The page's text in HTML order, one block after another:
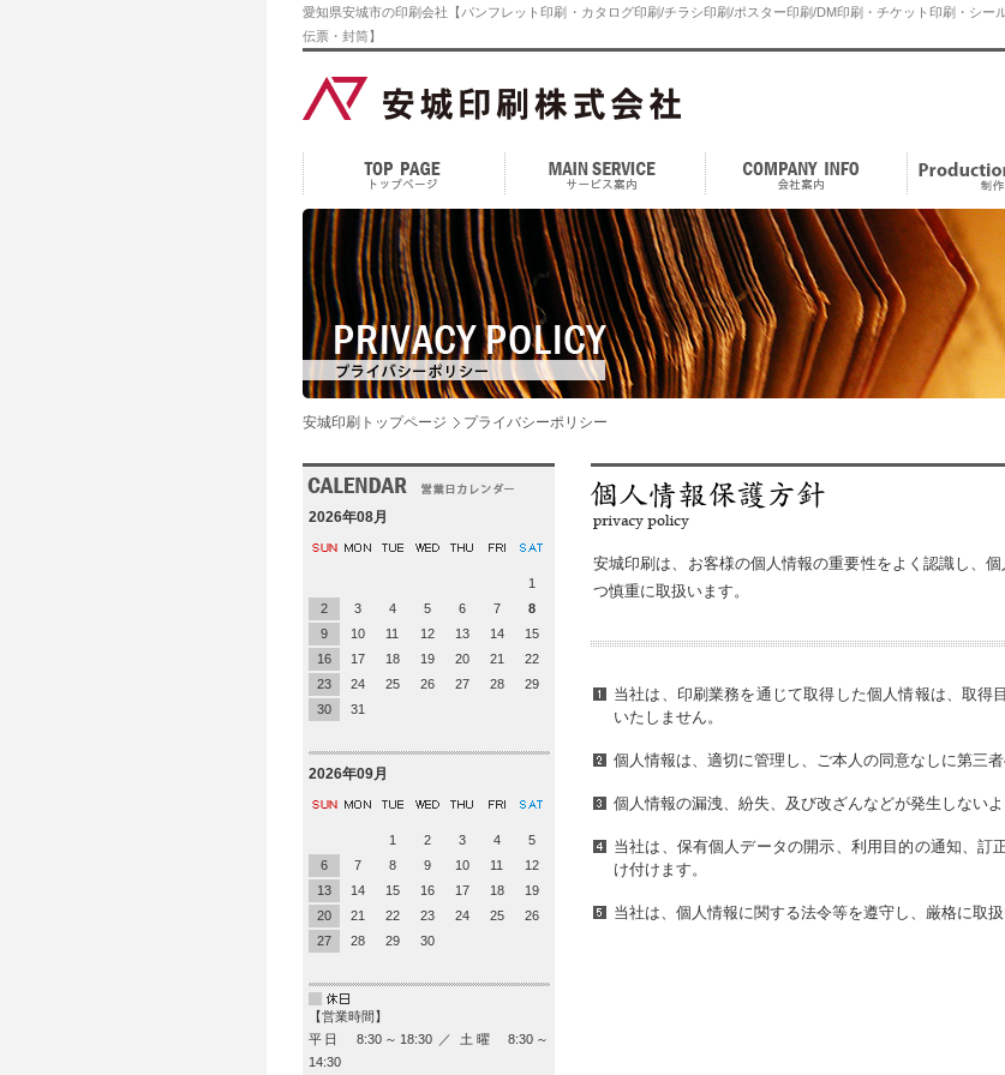
愛知県安城市の印刷会社【パンフレット印刷・カタログ印刷/チラシ印刷/ポスター印刷/DM印刷・チケット印刷・シ
伝票・封筒】
安城印刷トップページ プライバシーポリシー
安城印刷は、お客様の個人情報の重要性をよく認識し、
つ慎重に取扱います。
当社は、印刷業務を通じて取得した個人情報は、取得
いたしません。
個人情報は、適切に管理し、ご本人の同意なしに第三者
個人情報の漏洩、紛失、及び改ざんなどが発生しない
当社は、保有個人データの開示、利用目的の通知、訂
け付けます。
当社は、個人情報に関する法令等を遵守し、厳格に取扱
2026年08月
1
2
3 4 5 6 7
8
9
10 11 12 13 14
15
16
17 18 19 20 21
22
23
24 25 26 27 28
29
30
31
2026年09月
1 2 3 4
5
6
7 8 9 10 11
12
13
14 15 16 17 18
19
20
21 22 23 24 25
26
27
28 29 30
【営業時間】
平日 8:30～18:30 ／ 土曜 8:30～
14:30